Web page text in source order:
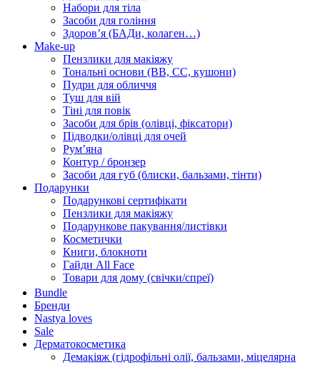
Набори для тіла
Засоби для гоління
Здоровʼя (БАДи, колаген…)
Make-up
Пензлики для макіяжу
Тональні основи (BB, CC, кушони)
Пудри для обличчя
Туш для вій
Тіні для повік
Засоби для брів (олівці, фіксатори)
Підводки/олівці для очей
Румʼяна
Контур / бронзер
Засоби для губ (блиски, бальзами, тінти)
Подарунки
Подарункові сертифікати
Пензлики для макіяжу
Подарункове пакування/листівки
Косметички
Книги, блокноти
Гайди All Face
Товари для дому (свічки/спреї)
Bundle
Бренди
Nastya loves
Sale
Дерматокосметика
Демакіяж (гідрофільні олії, бальзами, міцелярна